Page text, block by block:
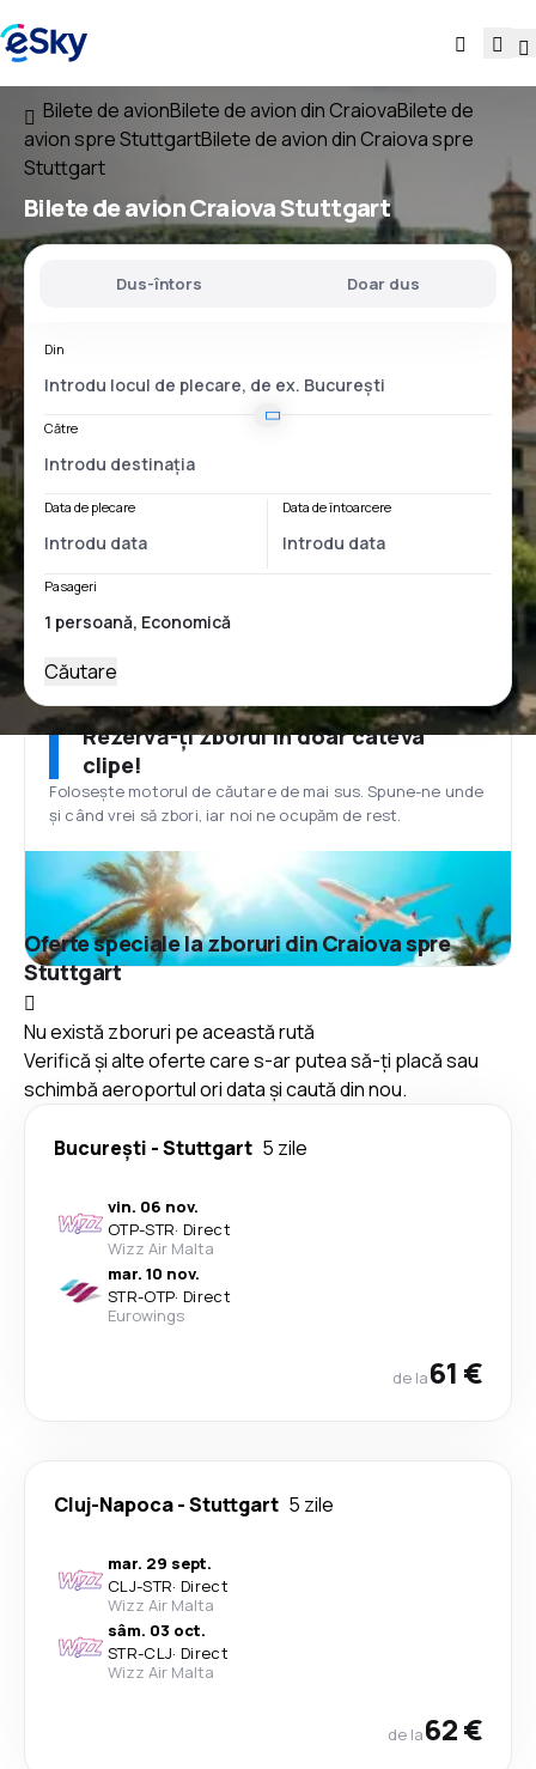
Bilete de avionBilete de avion din CraiovaBilete de
avion spre StuttgartBilete de avion din Craiova spre
Stuttgart
Bilete de avionCraiova Stuttgart
Dus-întors Doar dus
Din
Către
Data de plecare Data de întoarcere
Pasageri
Căutare
Rezervă-ți zborul în doar câteva
clipe!
Folosește motorul de căutare de mai sus. Spune-ne unde
și când vrei să zbori, iar noi ne ocupăm de rest.
Oferte speciale la zboruri din Craiova spre
Stuttgart
Nu există zboruri pe această rută
Verifică și alte oferte care s-ar putea să-ți placă sau
schimbă aeroportul ori data și caută din nou.
București -Stuttgart 5 zile
vin. 06 nov.
OTP-STR· Direct
Wizz Air Malta
mar. 10 nov.
STR-OTP· Direct
Eurowings
de la61 €
Cluj-Napoca-Stuttgart 5 zile
mar. 29 sept.
CLJ-STR· Direct
Wizz Air Malta
sâm. 03 oct.
STR-CLJ· Direct
Wizz Air Malta
de la62 €